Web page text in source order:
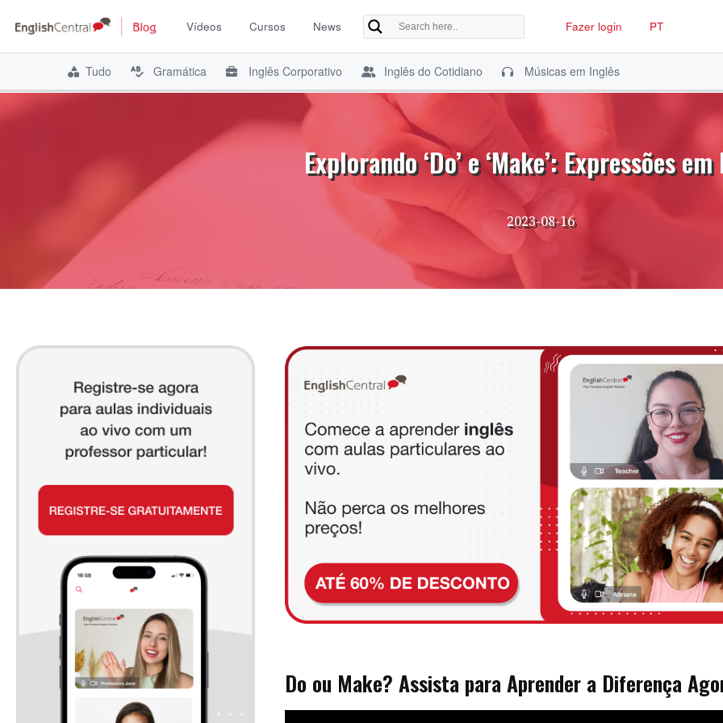
Vídeos Cursos News Fazer login PT
Tudo Gramática Inglês Corporativo Inglês do Cotidiano Músicas em Inglês
Explorando ‘Do’ e ‘Make’: Expressões
2023-08-16
Do ou Make? Assista para Aprender a Diferença